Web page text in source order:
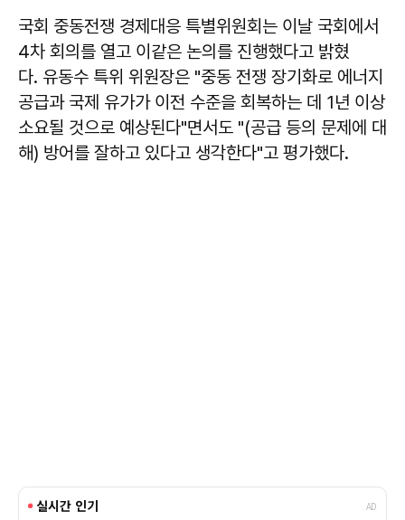
국회 중동전쟁 경제대응 특별위원회는 이날 국회에서
4차 회의를 열고 이같은 논의를 진행했다고 밝혔
다. 유동수 특위 위원장은 "중동 전쟁 장기화로 에너지
공급과 국제 유가가 이전 수준을 회복하는 데 1년 이상
소요될 것으로 예상된다"면서도 "(공급 등의 문제에 대
해) 방어를 잘하고 있다고 생각한다"고 평가했다.